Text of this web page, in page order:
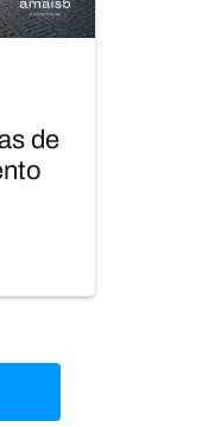
de